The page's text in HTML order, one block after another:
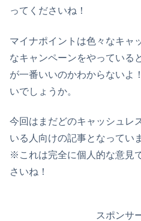
ってくださいね！
マイナポイントは色々なキャ
なキャンペーンをやっている
が一番いいのかわからないよ
いでしょうか。
今回はまだどのキャッシュレ
いる人向けの記事となってい
※これは完全に個人的な意見
さいね！
スポンサ